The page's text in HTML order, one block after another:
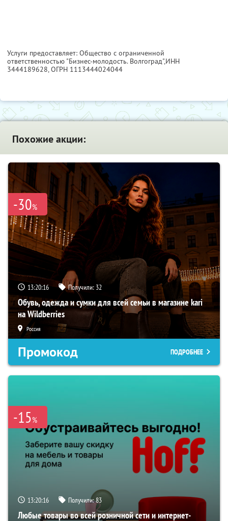
Услуги предоставляет: Общество с ограниченной
ответственностью "Бизнес-молодость. Волгоград",ИНН
3444189628, ОГРН 1113444024044
Похожие акции:
-30%
13:20:15 Получили: 32
Обувь, одежда и сумки для всей семьи в магазине kari
на Wildberries
Россия
Промокод ПОДРОБНЕЕ
-15%
13:20:15 Получили:83
Любые товары во всей розничной сети и интернет-